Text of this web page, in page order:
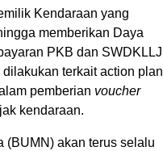
Kendaraan yang
memberikan Daya
PKB dan SWDKLLJ
terkait action plan
pemberian voucher
kendaraan.
(BUMN) akan terus selalu